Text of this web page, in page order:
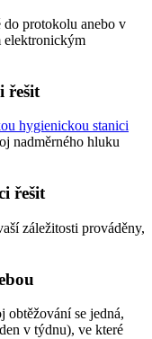
do protokolu anebo v
elektronickým
řešit
hygienickou stanici
nadměrného hluku
řešit
záležitosti prováděny,
obtěžování se jedná,
v týdnu), ve které